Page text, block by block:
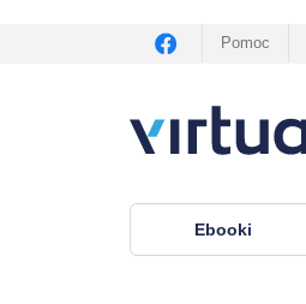
Pomoc
Ebooki